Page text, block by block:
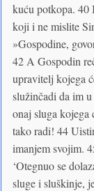
kuću potkopa. 40
koji i ne mislite
»Gospodine,
42 A Gospodin
upravitelj kojega
služinčadi da im
onaj sluga kojega
tako radi! 44
imanjem svojim.
‘Otegnuo se
sluge i sluškinje,